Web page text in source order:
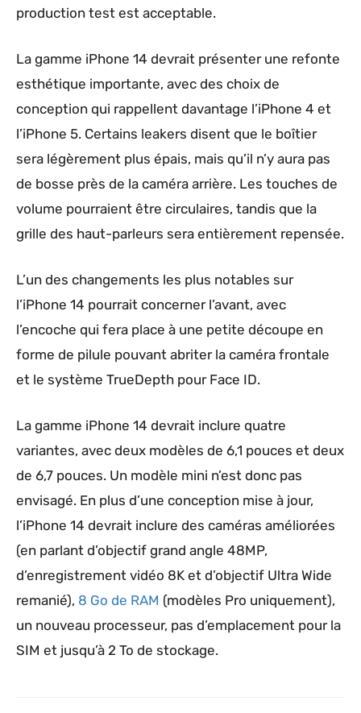
production test est acceptable.
La gamme iPhone 14 devrait présenter une refonte
esthétique importante, avec des choix de
conception qui rappellent davantage l’iPhone 4 et
l’iPhone 5. Certains leakers disent que le boîtier
sera légèrement plus épais, mais qu’il n’y aura pas
de bosse près de la caméra arrière. Les touches de
volume pourraient être circulaires, tandis que la
grille des haut-parleurs sera entièrement repensée.
L’un des changements les plus notables sur
l’iPhone 14 pourrait concerner l’avant, avec
l’encoche qui fera place à une petite découpe en
forme de pilule pouvant abriter la caméra frontale
et le système TrueDepth pour Face ID.
La gamme ‌iPhone 14‌ devrait inclure quatre
variantes, avec deux modèles de 6,1 pouces et deux
de 6,7 pouces. Un modèle mini n’est donc pas
envisagé. En plus d’une conception mise à jour,
l’iPhone 14 devrait inclure des caméras améliorées
(en parlant d’objectif grand angle 48MP,
d’enregistrement vidéo 8K et d’objectif Ultra Wide
remanié), 8 Go de RAM (modèles Pro uniquement),
un nouveau processeur, pas d’emplacement pour la
SIM et jusqu’à 2 To de stockage.